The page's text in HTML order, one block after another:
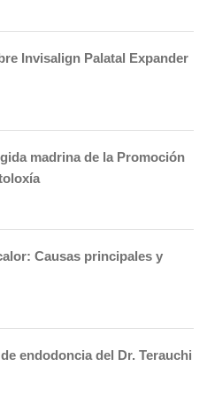
Invisalign Palatal Expander
madrina de la Promoción
Causas principales y
endodoncia del Dr. Terauchi